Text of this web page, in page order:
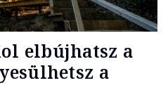
elbújhatsz a
a